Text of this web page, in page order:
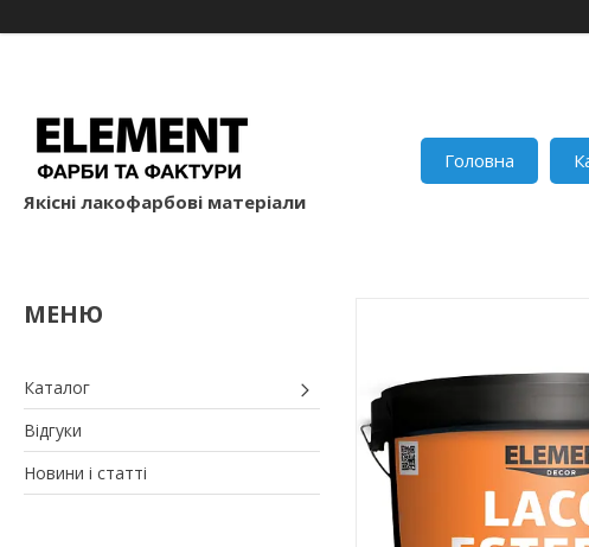
Якісні лакофарбові матеріали
Головна
Каталог
Відгуки
Новини і статті